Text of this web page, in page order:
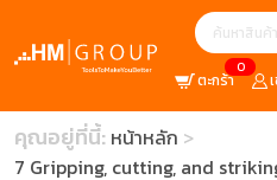
0
ตะกร้า
คุณอยู่ที่นี้: หน้าหลัก
7 Gripping, cutting, and